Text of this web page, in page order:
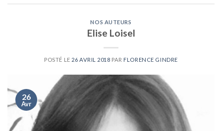
NOS AUTEURS
Elise Loisel
POSTÉ LE 26 AVRIL 2018 PAR FLORENCE GINDRE
26
Avr